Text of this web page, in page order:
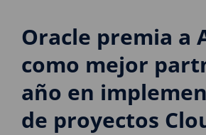
Oracle premia a
como mejor
año en
de proyectos